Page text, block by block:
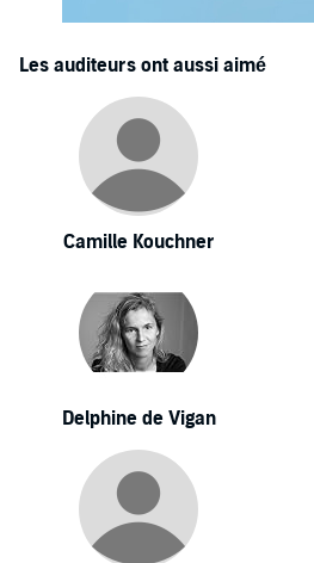
Les auditeurs ont aussi aimé
Camille Kouchner
Delphine de Vigan